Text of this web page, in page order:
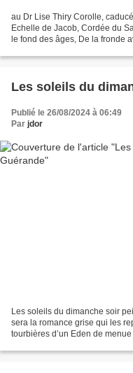
au Dr Lise Thiry Corolle,
Echelle de Jacob, Cordée du
le fond des âges, De la fronde
Les soleils du
Publié le 26/08/2024 à 06:49
Par jdor
Les soleils du dimanche soir
sera la romance grise qui les
tourbières d’un Eden de